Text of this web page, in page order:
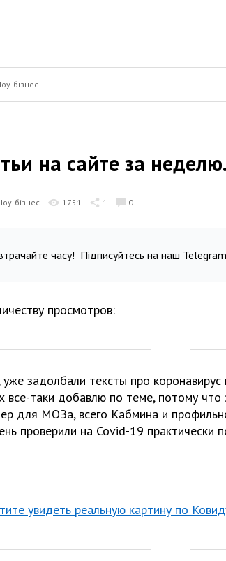
бізнес
на сайте за
бізнес 1751 1 0
часу! Підписуйтесь на наш Telegram
просмотров:
уже задолбали тексты про
все-таки добавлю по теме, потому что
для МОЗа, всего Кабмина и
проверили на Covid-19 практически
увидеть реальную картину по